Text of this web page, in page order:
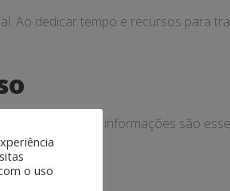
Ao dedicar tempo e recursos para
coach. Essas informações são
o uso